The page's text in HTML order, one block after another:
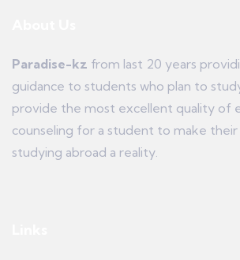
Paradise-kz from last 20 years
guidance to students who plan to
provide the most excellent quality of
counseling for a student to make
studying abroad a reality.